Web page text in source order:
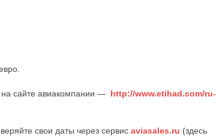
сайте авиакомпании — http://www.etihad.com/ru-
свои даты через сервис aviasales.ru (здесь